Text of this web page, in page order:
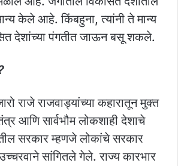
केले आहे. किंबहुना, त्यांनी ते मान्य
देशांच्या पंगतीत जाऊन बसू शकले.
राजे राजवाड्यांच्या कहारातून मुक्त
आणि सार्वभौम लोकशाही देशाचे
सरकार म्हणजे लोकांचे सरकार
सांगितले गेले. राज्य कारभार